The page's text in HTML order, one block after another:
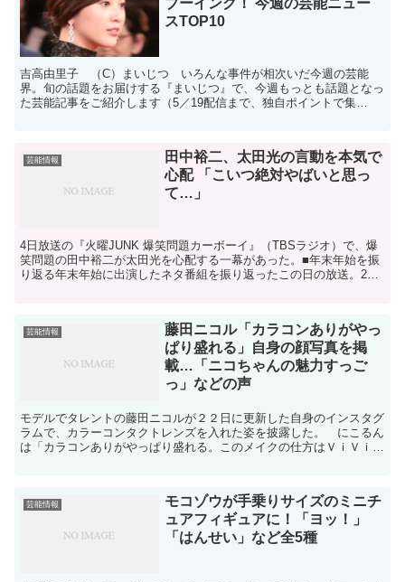
スTOP10
吉高由里子 （C）まいじつ いろんな事件が相次いだ今週の芸能
界。旬の話題をお届けする『まいじつ』で、今週もっとも話題となっ
た芸能記事をご紹介します（5／19配信まで、独自ポイントで集
芸能情報
田中裕二、太田光の言動を本気で
心配 「こいつ絶対やばいと思っ
て…」
4日放送の『火曜JUNK 爆笑問題カーボーイ』（TBSラジオ）で、爆
笑問題の田中裕二が太田光を心配する一幕があった。■年末年始を振
り返る年末年始に出演したネタ番組を振り返ったこの日の放送。2人
芸能情報
藤田ニコル「カラコンありがやっ
ぱり盛れる」自身の顔写真を掲
載…「ニコちゃんの魅力すっご
っ」などの声
モデルでタレントの藤田ニコルが２２日に更新した自身のインスタグ
ラムで、カラーコンタクトレンズを入れた姿を披露した。 にこるん
は「カラコンありがやっぱり盛れる。このメイクの仕方はＶｉＶｉ買
芸能情報
モコゾウが手乗りサイズのミニチ
ュアフィギュアに！「ヨッ！」
「はんせい」など全5種